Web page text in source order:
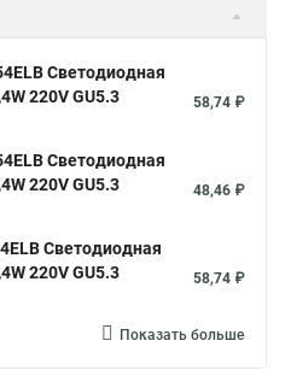
Светодиодная
220V GU5.3
58,74 ₽
Светодиодная
220V GU5.3
48,46 ₽
Светодиодная
220V GU5.3
58,74 ₽
Показать больше